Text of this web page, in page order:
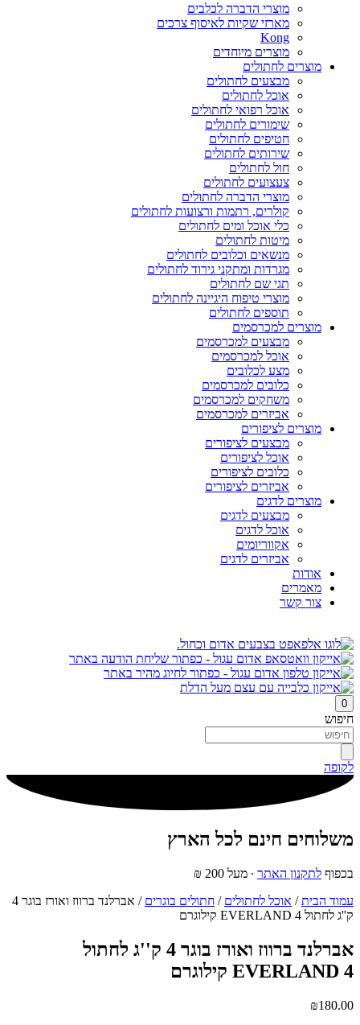
מוצרי הדברה לכלבים
מארזי שקיות לאיסוף צרכים
Kong
מוצרים מיוחדים
מוצרים לחתולים
מבצעים לחתולים
אוכל לחתולים
אוכל רפואי לחתולים
שימורים לחתולים
חטיפים לחתולים
שירותים לחתולים
חול לחתולים
צעצועים לחתולים
מוצרי הדברה לחתולים
קולרים, רתמות ורצועות לחתולים
כלי אוכל ומים לחתולים
מיטות לחתולים
מנשאים וכלובים לחתולים
מגרדות ומתקני גירוד לחתולים
תגי שם לחתולים
מוצרי טיפוח היגיינה לחתולים
תוספים לחתולים
מוצרים למכרסמים
מבצעים למכרסמים
אוכל למכרסמים
מצע לכלובים
כלובים למכרסמים
משחקים למכרסמים
אביזרים למכרסמים
מוצרים לציפורים
מבצעים לציפורים
אוכל לציפורים
כלובים לציפורים
אביזרים לציפורים
מוצרים לדגים
מבצעים לדגים
אוכל לדגים
אקווריומים
אביזרים לדגים
אודות
מאמרים
צור קשר
0
חיפוש
לקופה
משלוחים חינם לכל הארץ
בכפוף לתקנון האתר ∙ מעל 200 ₪
עמוד הבית/ אוכל לחתולים / חתולים בוגרים
/ אברלנד ברווז ואורז בוגר 4
ק''ג לחתול EVERLAND 4 קילוגרם
אברלנד ברווז ואורז בוגר 4 ק''ג לחתול
EVERLAND 4 קילוגרם
₪180.00